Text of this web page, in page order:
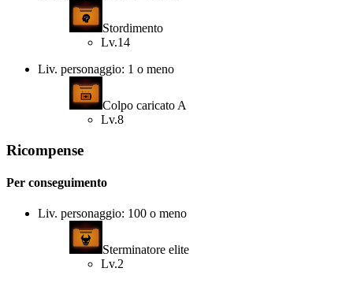
Stordimento
Lv.14
Liv. personaggio: 1 o meno
Colpo caricato A
Lv.8
Ricompense
Per conseguimento
Liv. personaggio: 100 o meno
Sterminatore elite
Lv.2